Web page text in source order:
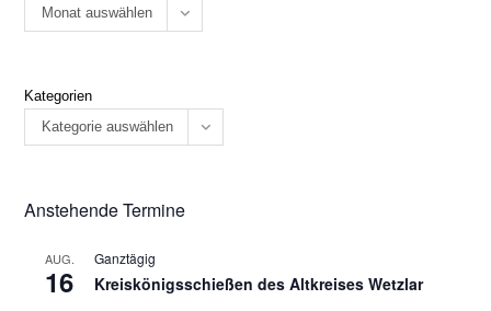
Monat auswählen
Kategorien
Kategorie auswählen
Anstehende Termine
AUG.
16
Ganztägig
Kreiskönigsschießen des Altkreises Wetzlar